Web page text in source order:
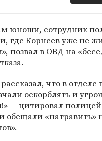
юноши, сотрудник
где Корнеев уже не
позвал в ОВД на
что в
оскорблять и
— цитировал
обещали «натравить»